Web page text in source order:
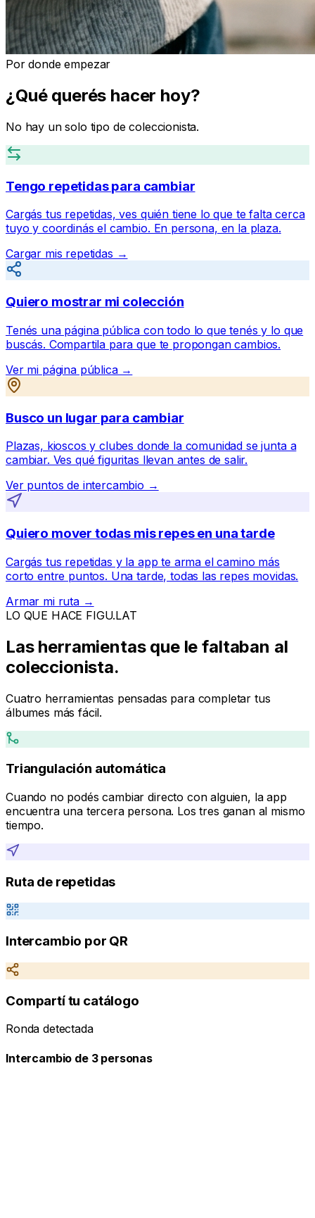
Por donde empezar
¿Qué querés hacer hoy?
No hay un solo tipo de coleccionista.
Tengo repetidas para cambiar
Cargás tus repetidas, ves quién tiene lo que te falta cerca
tuyo y coordinás el cambio. En persona, en la plaza.
Cargar mis repetidas →
Quiero mostrar mi colección
Tenés una página pública con todo lo que tenés y lo que
buscás. Compartila para que te propongan cambios.
Ver mi página pública →
Busco un lugar para cambiar
Plazas, kioscos y clubes donde la comunidad se junta a
cambiar. Ves qué figuritas llevan antes de salir.
Ver puntos de intercambio →
Quiero mover todas mis repes en una tarde
Cargás tus repetidas y la app te arma el camino más
corto entre puntos. Una tarde, todas las repes movidas.
Armar mi ruta →
LO QUE HACE FIGU.LAT
Las herramientas que le faltaban al
coleccionista.
Cuatro herramientas pensadas para completar tus
álbumes más fácil.
Triangulación automática
Cuando no podés cambiar directo con alguien, la app
encuentra una tercera persona. Los tres ganan al mismo
tiempo.
Ronda detectada
Intercambio de 3 personas
Ruta de repetidas
Intercambio por QR
Compartí tu catálogo
Ronda detectada
Intercambio de 3 personas